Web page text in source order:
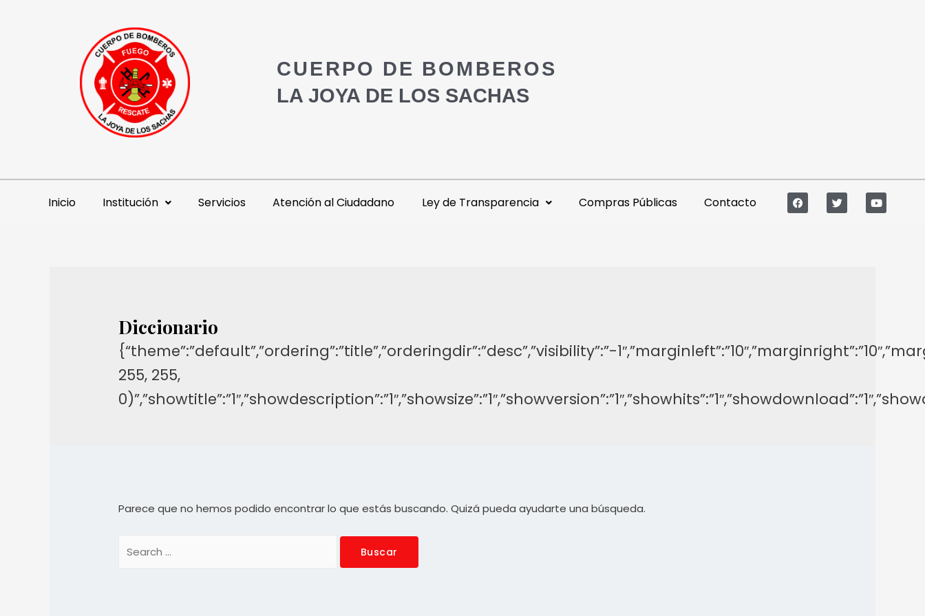
CUERPO DE BOMBEROS
LA JOYA DE LOS SACHAS
Inicio Institución Servicios Atención al Ciudadano Ley de Transparencia Compras Públicas Contacto
Diccionario
{“theme”:”default”,”ordering”:”title”,”orderingdir”:”desc”,”visibility”:”-
255, 255,
Parece que no hemos podido encontrar lo que estás buscando. Quizá pueda ayudarte una búsqueda.